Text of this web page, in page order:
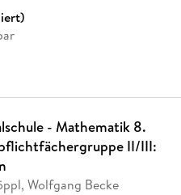
- Mathematik 8.
II/III:
Wolfgang Becke